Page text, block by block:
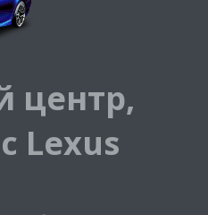
центр,
Lexus